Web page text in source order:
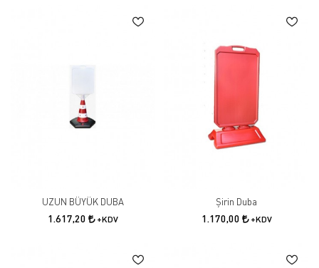
UZUN BÜYÜK DUBA
1.617,20 +KDV
Şirin Duba
1.170,00 +KDV